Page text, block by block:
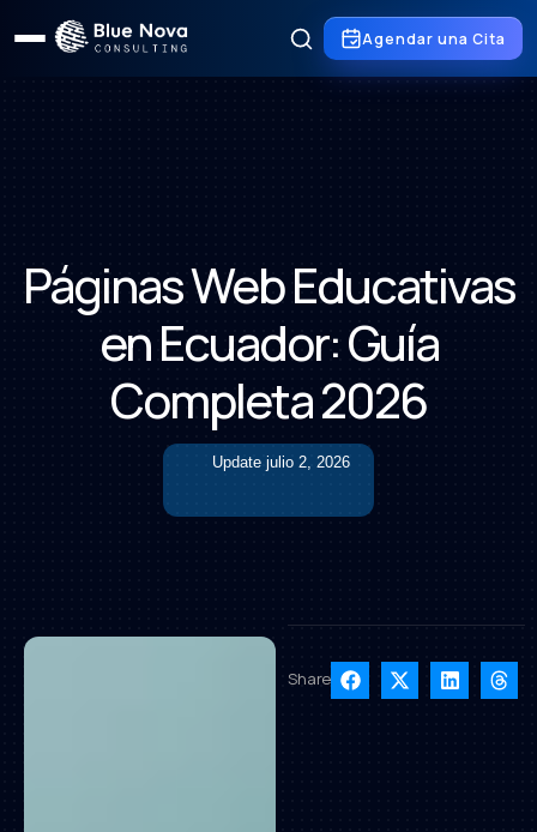
Agendar una Cita
Páginas Web Educativas
en Ecuador: Guía
Completa 2026
Update julio 2, 2026
Share